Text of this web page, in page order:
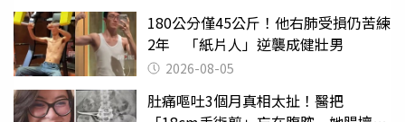
180公分僅45公斤！他右肺受損仍苦練
2年 「紙片人」逆襲成健壯男
2026-08-05
肚痛嘔吐3個月真相太扯！醫把